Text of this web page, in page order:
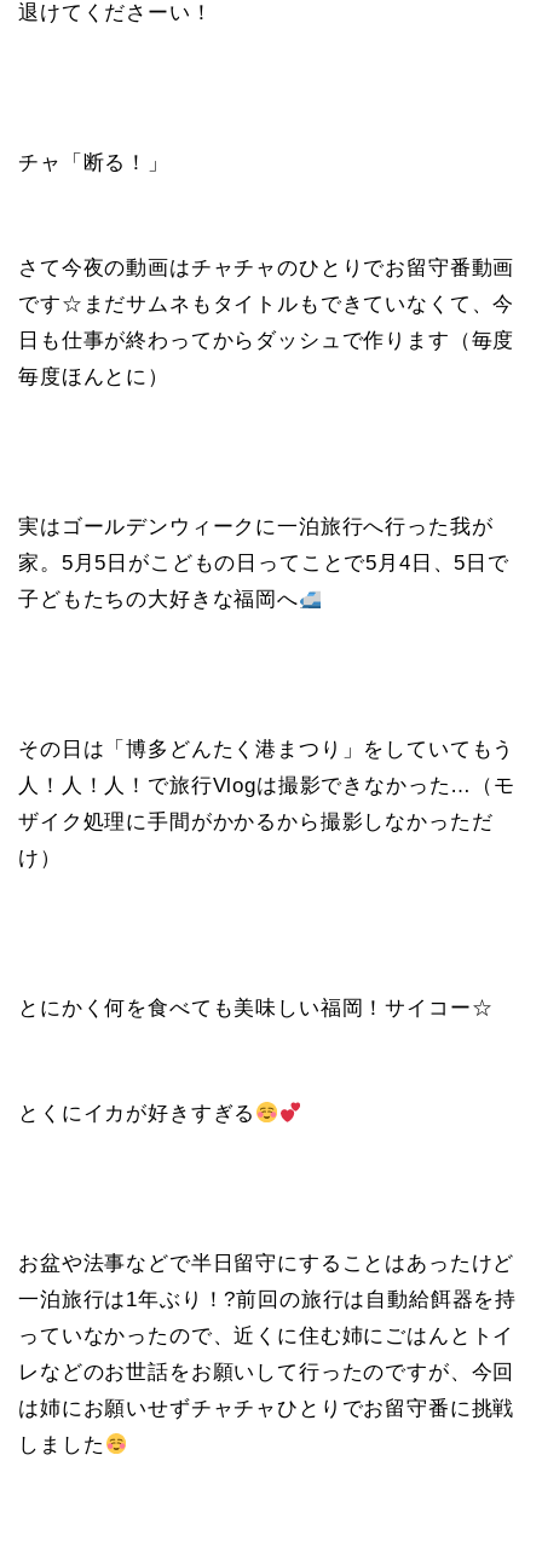
退けてくださーい！
チャ「断る！」
さて今夜の動画はチャチャのひとりでお留守番動画
です☆まだサムネもタイトルもできていなくて、今
日も仕事が終わってからダッシュで作ります（毎度
毎度ほんとに）
実はゴールデンウィークに一泊旅行へ行った我が
家。5月5日がこどもの日ってことで5月4日、5日で
子どもたちの大好きな福岡へ
その日は「博多どんたく港まつり」をしていてもう
人！人！人！で旅行Vlogは撮影できなかった…（モ
ザイク処理に手間がかかるから撮影しなかっただ
け）
とにかく何を食べても美味しい福岡！サイコー☆
とくにイカが好きすぎる
お盆や法事などで半日留守にすることはあったけど
一泊旅行は1年ぶり！?前回の旅行は自動給餌器を持
っていなかったので、近くに住む姉にごはんとトイ
レなどのお世話をお願いして行ったのですが、今回
は姉にお願いせずチャチャひとりでお留守番に挑戦
しました